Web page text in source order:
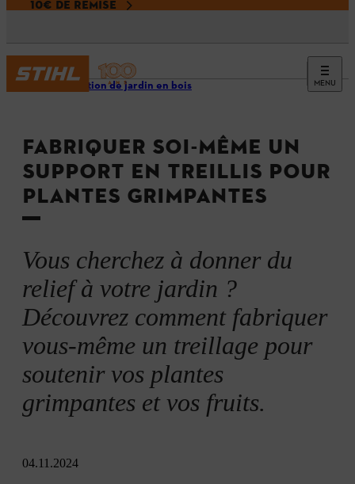
10€ DE REMISE
MENU
Décoration de jardin en bois
FABRIQUER SOI-MÊME UN
SUPPORT EN TREILLIS POUR
PLANTES GRIMPANTES
Vous cherchez à donner du
relief à votre jardin ?
Découvrez comment fabriquer
vous-même un treillage pour
soutenir vos plantes
grimpantes et vos fruits.
04.11.2024